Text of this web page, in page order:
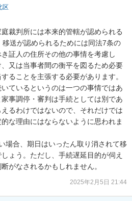
区
裁判所には本来的管轄が認められる
送が認められるためには同法7条の
証人の住所その他の事情を考慮し
又は当事者間の衡平を図るため必要
ることを主張する必要があります。
ているというのは一つの事情ではあ
事調停・審判は手続としては別であ
るわけではないので、それだけでは
な理由にはならないように思われま
場合、期日はいったん取り消されて移
ょう。ただし、手続遅延目的が伺え
がなされるかもしれません。
2025年2月5日 21:44